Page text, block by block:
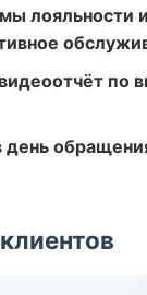
лояльности и
по
день